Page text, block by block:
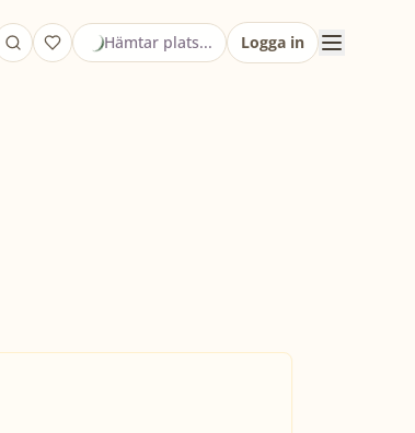
Hämtar plats... Logga in